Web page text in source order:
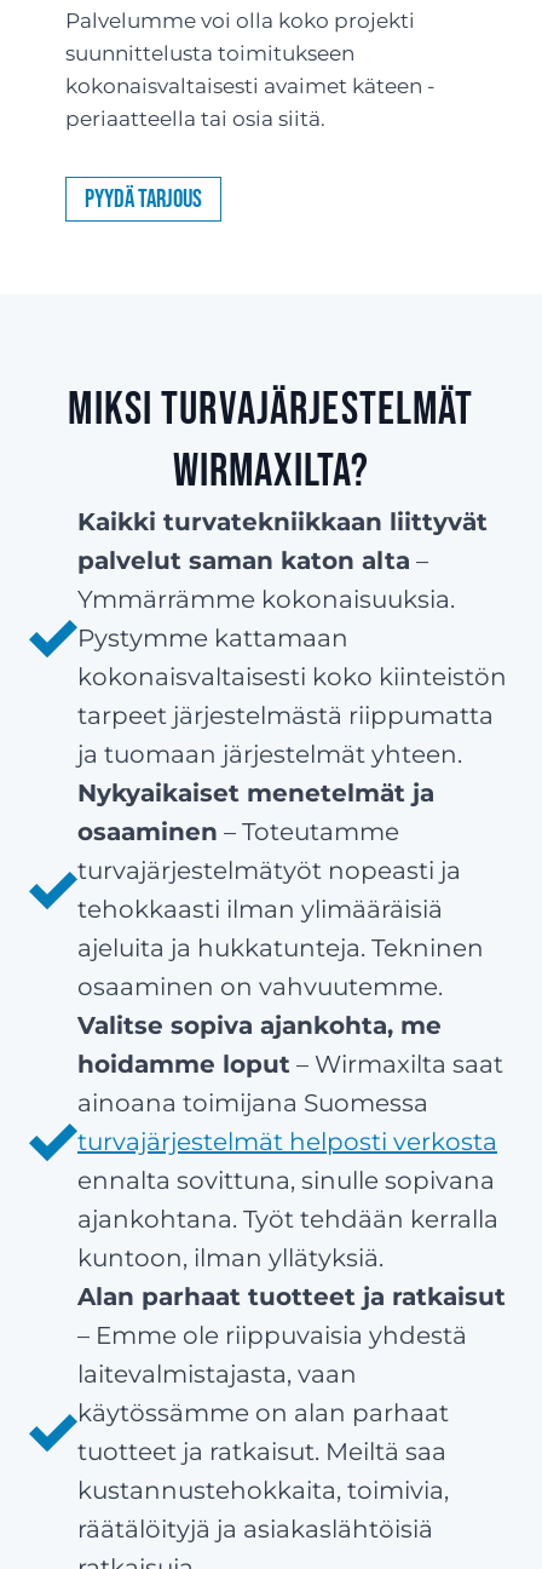
Palvelumme voi olla koko projekti
suunnittelusta toimitukseen
kokonaisvaltaisesti avaimet käteen -
periaatteella tai osia siitä.
Pyydä tarjous
Miksi turvajärjestelmät
Wirmaxilta?
Kaikki turvatekniikkaan liittyvät
palvelut saman katon alta –
Ymmärrämme kokonaisuuksia.
Pystymme kattamaan
kokonaisvaltaisesti koko kiinteistön
tarpeet järjestelmästä riippumatta
ja tuomaan järjestelmät yhteen.
Nykyaikaiset menetelmät ja
osaaminen – Toteutamme
turvajärjestelmätyöt nopeasti ja
tehokkaasti ilman ylimääräisiä
ajeluita ja hukkatunteja. Tekninen
osaaminen on vahvuutemme.
Valitse sopiva ajankohta, me
hoidamme loput – Wirmaxilta saat
ainoana toimijana Suomessa
turvajärjestelmät helposti verkosta
ennalta sovittuna, sinulle sopivana
ajankohtana. Työt tehdään kerralla
kuntoon, ilman yllätyksiä.
Alan parhaat tuotteet ja ratkaisut
– Emme ole riippuvaisia yhdestä
laitevalmistajasta, vaan
käytössämme on alan parhaat
tuotteet ja ratkaisut. Meiltä saa
kustannustehokkaita, toimivia,
räätälöityjä ja asiakaslähtöisiä